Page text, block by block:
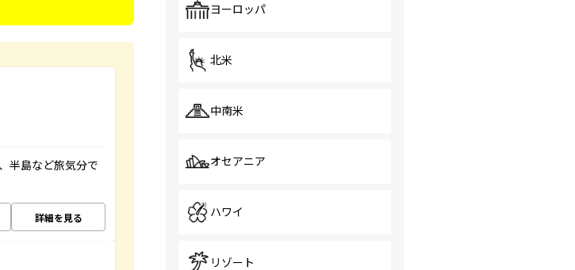
半島など旅気分で
詳細を見る
ヨーロッパ
北米
中南米
オセアニア
ハワイ
リゾート